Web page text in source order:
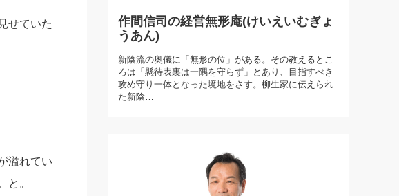
勘どころ・ツッコミどこ
家に学ぶ二世教育(100)
社長の「氣」(30)
米国スポーツ・ビジネスに学ぶ心理学(98)
高橋一喜の『これぞ！"本物の温泉"』(157)
せていた
溢れてい
と。
作間信司の経営無形庵(けいえいむぎょ
うあん)
新陰流の奥儀に「無形の位」がある。その教えるとこ
ろは「懸待表裏は一隅を守らず」とあり、目指すべき
攻め守り一体となった境地をさす。柳生家に伝えられ
た新陰…